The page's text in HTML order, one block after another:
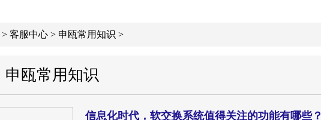
> 客服中心 > 申瓯常用知识 >
申瓯常用知识
信息化时代，软交换系统值得关注的功能有哪些？